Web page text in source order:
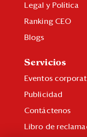
Legal y Política
Ranking CEO
Blogs
Servicios
Eventos
Publicidad
Contáctenos
Libro de